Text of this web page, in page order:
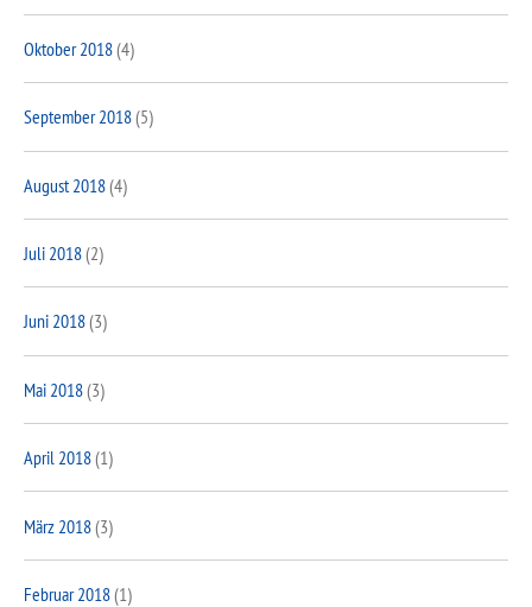
Oktober 2018(4)
September 2018(5)
August 2018(4)
Juli 2018(2)
Juni 2018(3)
Mai 2018(3)
April 2018(1)
März 2018(3)
Februar 2018(1)